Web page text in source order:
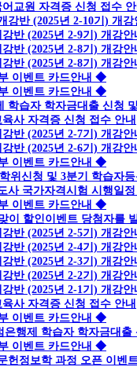
교원 자격증 신청 접수
강반 (2025년 2-10기) 개강
반 (2025년 2-9기) 개강안
반 (2025년 2-8기) 개강안
반 (2025년 2-8기) 개강안
이벤트 카드안내 ◆
이벤트 카드안내 ◆
학습자 학자금대출 신청
사 자격증 신청 접수 안내
반 (2025년 2-7기) 개강안
반 (2025년 2-6기) 개강안
이벤트 카드안내 ◆
위신청 및 3분기 학습자
사 국가자격시험 시행일
이벤트 카드안내 ◆
할인이벤트 당첨자를
반 (2025년 2-5기) 개강안
반 (2025년 2-4기) 개강안
반 (2025년 2-3기) 개강안
반 (2025년 2-2기) 개강안
반 (2025년 2-1기) 개강안
사 자격증 신청 접수 안내
이벤트 카드안내 ◆
행제 학습자 학자금대출
이벤트 카드안내 ◆
정보학 과정 오픈 이벤